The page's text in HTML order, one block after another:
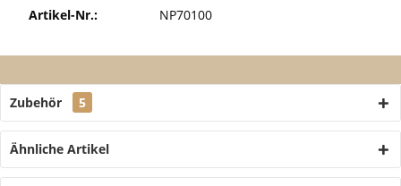
Artikel-Nr.: NP70100
Zubehör 5
Ähnliche Artikel